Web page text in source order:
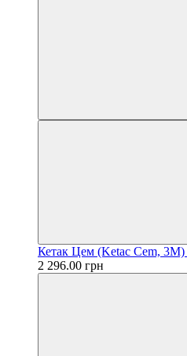
Кетак Цем (Ketac Cem,
2 296.00 грн